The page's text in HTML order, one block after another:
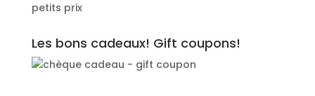
petits prix
Les bons cadeaux! Gift coupons!